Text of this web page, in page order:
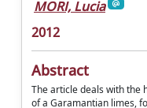
MORI, Lucia
2012
Abstract
The article deals with the
of a Garamantian limes,